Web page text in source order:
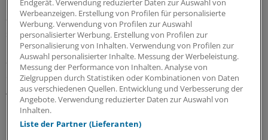
- Eine Dosis über 120 mg/d orales Morphinäquivalent
soll nur inAusnahmefällenüberschritten werden.
- Nach 6 Monaten soll mit Patienten, die gut ansprechen,
die Möglichkeit einerDosisreduktionund/oder eines
Auslassversuches besprochen werden. Dies dient der
Überprüfung der Indikation und des Ansprechens auf
nicht medikamentöse Therapien.
Endgerät. Verwendung reduzierter Daten zur Auswahl von
Werbeanzeigen. Erstellung von Profilen für personalisierte
Werbung. Verwendung von Profilen zur Auswahl
personalisierter Werbung. Erstellung von Profilen zur
Personalisierung von Inhalten. Verwendung von Profilen zur
Auswahl personalisierter Inhalte. Messung der Werbeleistung.
Messung der Performance von Inhalten. Analyse von
Zielgruppen durch Statistiken oder Kombinationen von Daten
aus verschiedenen Quellen. Entwicklung und Verbesserung der
Angebote. Verwendung reduzierter Daten zur Auswahl von
Inhalten.
Liste der Partner (Lieferanten)